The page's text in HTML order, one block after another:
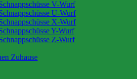
V-Wurf
U-Wurf
X-Wurf
Y-Wurf
Z-Wurf
Zuhause